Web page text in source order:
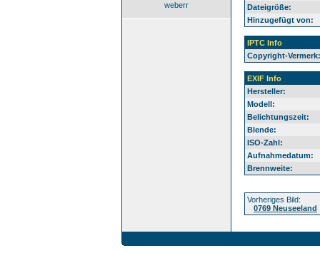
weberr
Dateigröße:
Hinzugefügt von:
IPTC Info
Copyright-Vermerk:
EXIF Info
Hersteller:
Modell:
Belichtungszeit:
Blende:
ISO-Zahl:
Aufnahmedatum:
Brennweite:
Vorheriges Bild:
0769 Neuseeland